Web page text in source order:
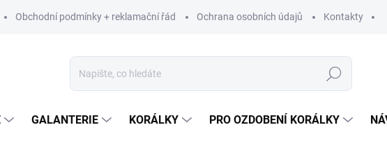
Obchodní podmínky + reklamační řád Ochrana osobních údajů Kontakty
Hledat
GALANTERIE KORÁLKY PRO OZDOBENÍ KORÁLKY